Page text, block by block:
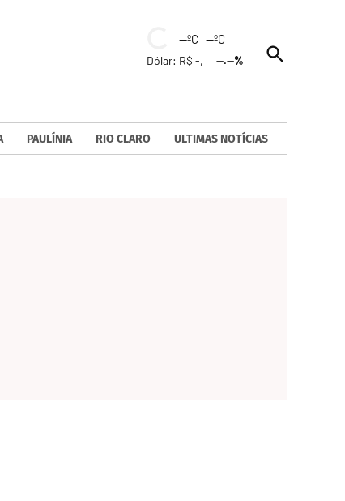
--ºC --ºC
Dólar: R$ -,----.--%
Open
Search
PAULÍNIA RIO CLARO ULTIMAS NOTÍCIAS